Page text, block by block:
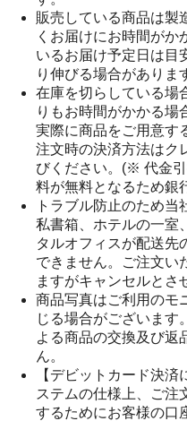
販売している商品は製
くお届けにお時間がか
いるお届け予定日は目
り伸びる場合がありま
在庫を切らしている場
りもお時間がかかる場
実際に商品をご用意す
注文時の決済方法はク
びください。(※ 代金
料が無料となるため銀
トラブル防止のため
私書箱、ホテルの一室
タルオフィスが配送先
できません。ご注文い
ますがキャンセルとさ
商品写真はご利用のモ
じる場合がございます
よる商品の交換及び返
ん。
【デビットカード決
ステムの仕様上、ご注
するためにお客様の口